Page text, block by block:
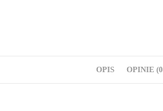
OPIS OPINIE